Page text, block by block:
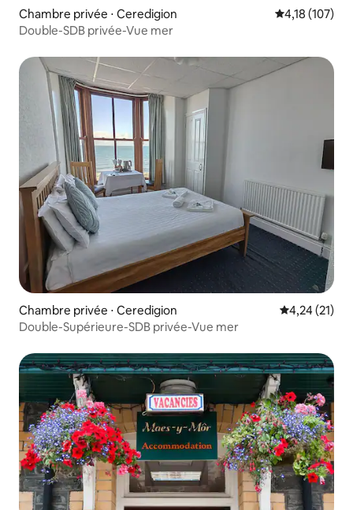
Chambre privée ⋅ Ceredigion Évaluation
4,18 (107)
Double-SDB privée-Vue mer
Chambre privée ⋅ Ceredigion Évaluation
4,24 (21)
Double-Supérieure-SDB privée-Vue mer